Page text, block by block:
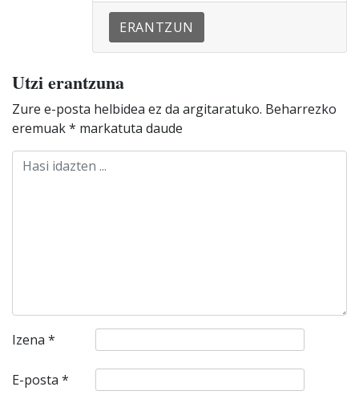
ERANTZUN
Utzi erantzuna
Zure e-posta helbidea ez da argitaratuko. Beharrezko
eremuak* markatuta daude
Izena *
E-posta *